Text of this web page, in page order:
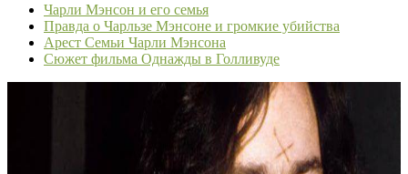
Чарли Мэнсон и его семья
Правда о Чарльзе Мэнсоне и громкие убийства
Арест Семьи Чарли Мэнсона
Сюжет фильма Однажды в Голливуде